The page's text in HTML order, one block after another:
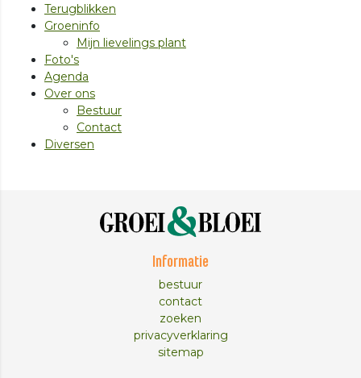
Terugblikken
Groeninfo
Mijn lievelings plant
Foto's
Agenda
Over ons
Bestuur
Contact
Diversen
Informatie
bestuur
contact
zoeken
privacyverklaring
sitemap